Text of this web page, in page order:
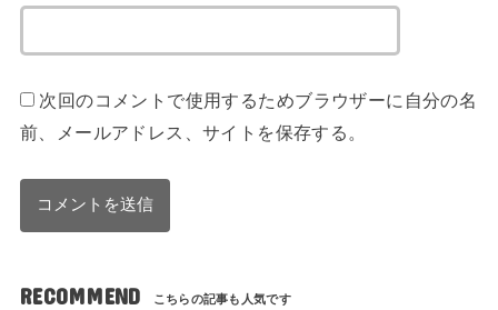
次回のコメントで使用するためブラウザーに自分の名
前、メールアドレス、サイトを保存する。
RECOMMEND